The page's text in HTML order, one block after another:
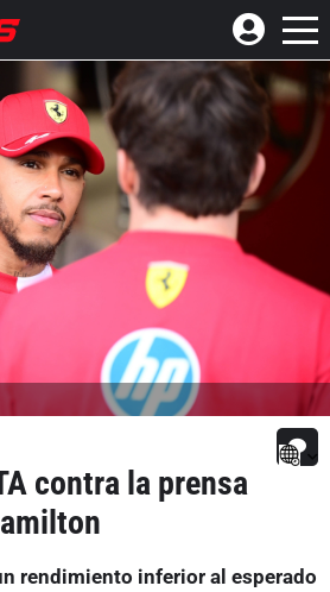
contra la prensa
rendimiento inferior al esperado